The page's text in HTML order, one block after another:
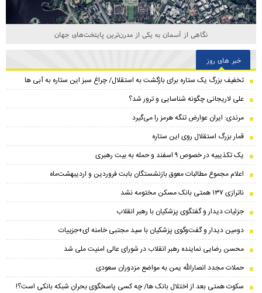
نگاهی از آسمان به یکی از مدرن‌ترین پایتخت‌های جهان
خبر های روز
تخفیف بزرگ یک ستاره برای بازگشت به استقلال/ چراغ سبز این ستاره به آبی ها
علی لاریجانی چگونه شناسایی و ترور شد؟
مرندی: ایران عوارض تنگه هرمز را می‌گیرد
قمار بزرگ استقلال روی این ستاره
یک تکذیبیه در خصوص ۹ اسفند و حمله به بیت رهبری
اعلام مجموع مطالبات معوق بازنشستگان بابت فروردین و اردیبهشت‌ماه
ناترازی ۱۳۷ همتی بانک مسکن مختومه نشد
جزئیات دیدار و گفتگوی پزشکیان با رهبر انقلاب
دومین دیدار و گفت‌وگوی پزشکیان با سید مجتبی خامنه ای+جزییات
محسن رضایی نماینده رهبر انقلاب در شورای عالی امنیت ملی شد
حملات مجدد انصارالله یمن به مواضع مزدوران سعودی
سکوت همتی بعد از اختلال بانک ها/ چه کسی پاسخگوی بحران شبکه بانکی است؟!